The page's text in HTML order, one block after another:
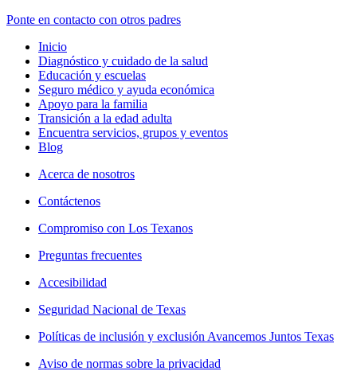
Ponte en contacto con otros padres
Inicio
Diagnóstico y cuidado de la salud
Educación y escuelas
Seguro médico y ayuda económica
Apoyo para la familia
Transición a la edad adulta
Encuentra servicios, grupos y eventos
Blog
Acerca de nosotros
Contáctenos
Compromiso con Los Texanos
Preguntas frecuentes
Accesibilidad
Seguridad Nacional de Texas
Políticas de inclusión y exclusión Avancemos Juntos Texas
Aviso de normas sobre la privacidad